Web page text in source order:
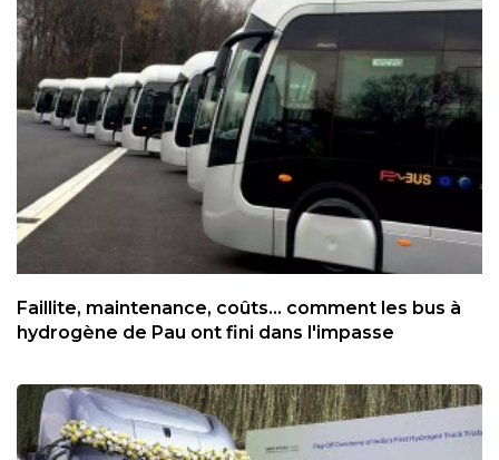
Faillite, maintenance, coûts... comment les bus à
hydrogène de Pau ont fini dans l'impasse